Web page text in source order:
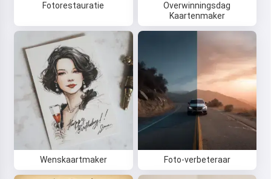
Fotorestauratie
Overwinningsdag
Kaartenmaker
Wenskaartmaker Foto-verbeteraar